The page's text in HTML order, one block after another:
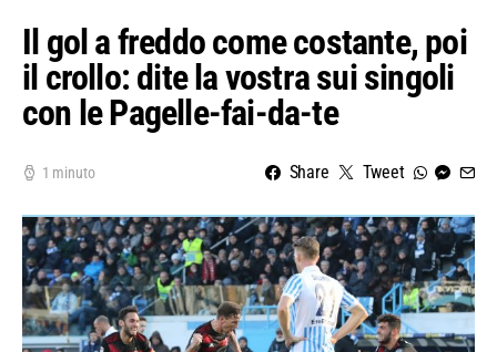
Il gol a freddo come costante, poi
il crollo: dite la vostra sui singoli
con le Pagelle-fai-da-te
1 minuto Share Tweet